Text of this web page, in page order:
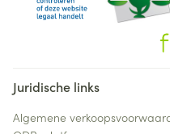
Juridische links
Algemene